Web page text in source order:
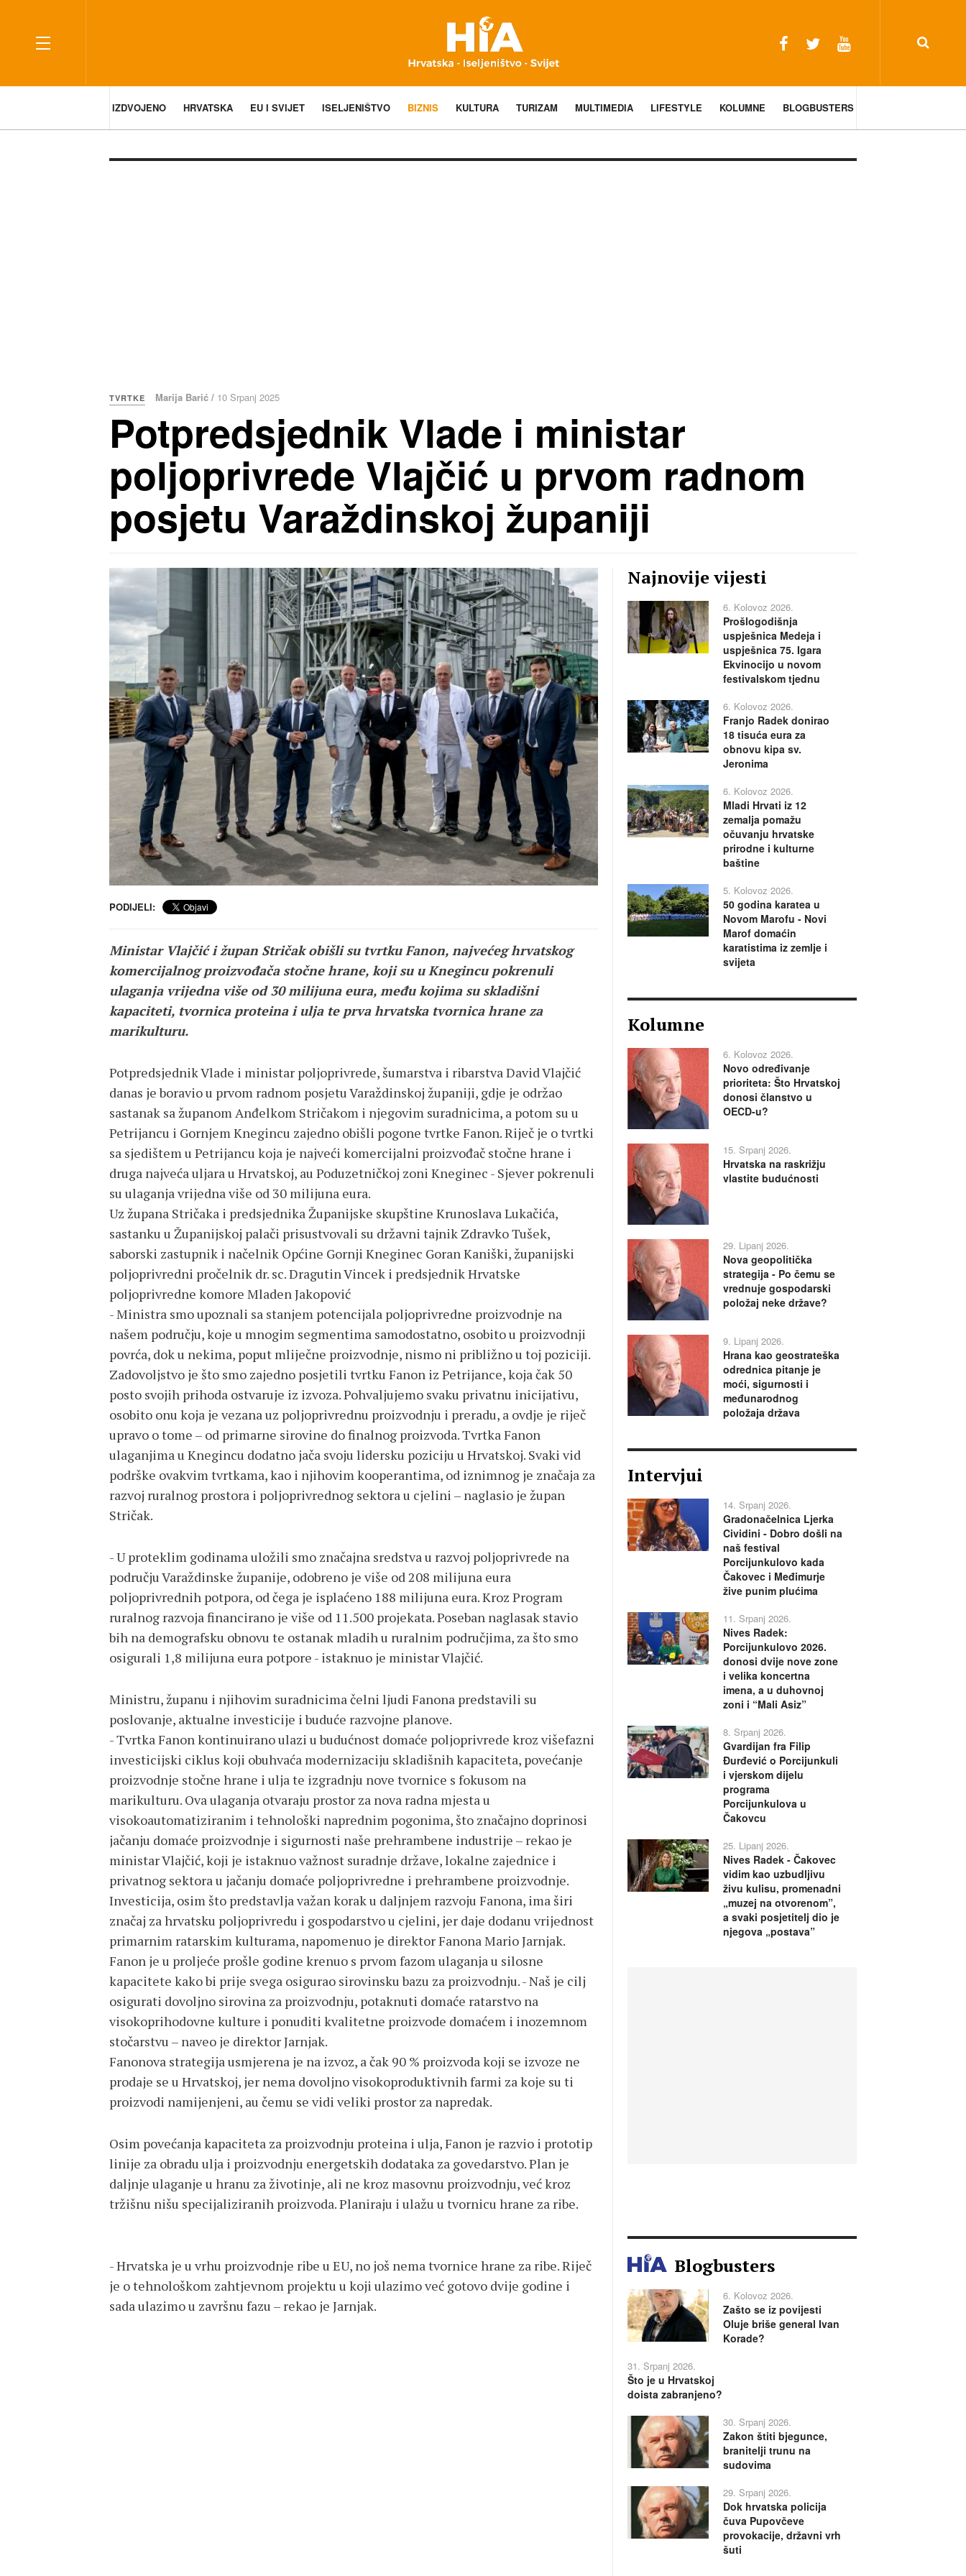
IZDVOJENO HRVATSKA EU I SVIJET ISELJENIŠTVO BIZNIS KULTURA TURIZAM MULTIMEDIA LIFESTYLE KOLUMNE BLOGBUSTERS
TVRTKE Marija Barić / 10 Srpanj 2025
Potpredsjednik Vlade i ministar
poljoprivrede Vlajčić u prvom radnom
posjetu Varaždinskoj županiji
PODIJELI:
Ministar Vlajčić i župan Stričak obišli su tvrtku Fanon, najvećeg hrvatskog
komercijalnog proizvođača stočne hrane, koji su u Knegincu pokrenuli
ulaganja vrijedna više od 30 milijuna eura, među kojima su skladišni
kapaciteti, tvornica proteina i ulja te prva hrvatska tvornica hrane za
marikulturu.
Potpredsjednik Vlade i ministar poljoprivrede, šumarstva i ribarstva David Vlajčić
danas je boravio u prvom radnom posjetu Varaždinskoj županiji, gdje je održao
sastanak sa županom Anđelkom Stričakom i njegovim suradnicima, a potom su u
Petrijancu i Gornjem Knegincu zajedno obišli pogone tvrtke Fanon. Riječ je o tvrtki
sa sjedištem u Petrijancu koja je najveći komercijalni proizvođač stočne hrane i
druga najveća uljara u Hrvatskoj, au Poduzetničkoj zoni Kneginec - Sjever pokrenuli
su ulaganja vrijedna više od 30 milijuna eura.
Uz župana Stričaka i predsjednika Županijske skupštine Krunoslava Lukačića,
sastanku u Županijskoj palači prisustvovali su državni tajnik Zdravko Tušek,
saborski zastupnik i načelnik Općine Gornji Kneginec Goran Kaniški, županijski
poljoprivredni pročelnik dr. sc. Dragutin Vincek i predsjednik Hrvatske
poljoprivredne komore Mladen Jakopović
- Ministra smo upoznali sa stanjem potencijala poljoprivredne proizvodnje na
našem području, koje u mnogim segmentima samodostatno, osobito u proizvodnji
povrća, dok u nekima, poput mliječne proizvodnje, nismo ni približno u toj poziciji.
Zadovoljstvo je što smo zajedno posjetili tvrtku Fanon iz Petrijance, koja čak 50
posto svojih prihoda ostvaruje iz izvoza. Pohvaljujemo svaku privatnu inicijativu,
osobito onu koja je vezana uz poljoprivrednu proizvodnju i preradu, a ovdje je riječ
upravo o tome – od primarne sirovine do finalnog proizvoda. Tvrtka Fanon
ulaganjima u Knegincu dodatno jača svoju lidersku poziciju u Hrvatskoj. Svaki vid
podrške ovakvim tvrtkama, kao i njihovim kooperantima, od iznimnog je značaja za
razvoj ruralnog prostora i poljoprivrednog sektora u cjelini – naglasio je župan
Stričak.
- U proteklim godinama uložili smo značajna sredstva u razvoj poljoprivrede na
području Varaždinske županije, odobreno je više od 208 milijuna eura
poljoprivrednih potpora, od čega je isplaćeno 188 milijuna eura. Kroz Program
ruralnog razvoja financirano je više od 11.500 projekata. Poseban naglasak stavio
bih na demografsku obnovu te ostanak mladih u ruralnim područjima, za što smo
osigurali 1,8 milijuna eura potpore - istaknuo je ministar Vlajčić.
Ministru, županu i njihovim suradnicima čelni ljudi Fanona predstavili su
poslovanje, aktualne investicije i buduće razvojne planove.
- Tvrtka Fanon kontinuirano ulazi u budućnost domaće poljoprivrede kroz višefazni
investicijski ciklus koji obuhvaća modernizaciju skladišnih kapaciteta, povećanje
proizvodnje stočne hrane i ulja te izgradnju nove tvornice s fokusom na
marikulturu. Ova ulaganja otvaraju prostor za nova radna mjesta u
visokoautomatiziranim i tehnološki naprednim pogonima, što značajno doprinosi
jačanju domaće proizvodnje i sigurnosti naše prehrambene industrije – rekao je
ministar Vlajčić, koji je istaknuo važnost suradnje države, lokalne zajednice i
privatnog sektora u jačanju domaće poljoprivredne i prehrambene proizvodnje.
Investicija, osim što predstavlja važan korak u daljnjem razvoju Fanona, ima širi
značaj za hrvatsku poljoprivredu i gospodarstvo u cjelini, jer daje dodanu vrijednost
primarnim ratarskim kulturama, napomenuo je direktor Fanona Mario Jarnjak.
Fanon je u proljeće prošle godine krenuo s prvom fazom ulaganja u silosne
kapacitete kako bi prije svega osigurao sirovinsku bazu za proizvodnju. - Naš je cilj
osigurati dovoljno sirovina za proizvodnju, potaknuti domaće ratarstvo na
visokoprihodovne kulture i ponuditi kvalitetne proizvode domaćem i inozemnom
stočarstvu – naveo je direktor Jarnjak.
Fanonova strategija usmjerena je na izvoz, a čak 90 % proizvoda koji se izvoze ne
prodaje se u Hrvatskoj, jer nema dovoljno visokoproduktivnih farmi za koje su ti
proizvodi namijenjeni, au čemu se vidi veliki prostor za napredak.
Osim povećanja kapaciteta za proizvodnju proteina i ulja, Fanon je razvio i prototip
linije za obradu ulja i proizvodnju energetskih dodataka za govedarstvo. Plan je
daljnje ulaganje u hranu za životinje, ali ne kroz masovnu proizvodnju, već kroz
tržišnu nišu specijaliziranih proizvoda. Planiraju i ulažu u tvornicu hrane za ribe.
- Hrvatska je u vrhu proizvodnje ribe u EU, no još nema tvornice hrane za ribe. Riječ
je o tehnološkom zahtjevnom projektu u koji ulazimo već gotovo dvije godine i
sada ulazimo u završnu fazu – rekao je Jarnjak.
Najnovije vijesti
6. Kolovoz 2026.
Prošlogodišnja
uspješnica Medeja i
uspješnica 75. Igara
Ekvinocijo u novom
festivalskom tjednu
6. Kolovoz 2026.
Franjo Radek donirao
18 tisuća eura za
obnovu kipa sv.
Jeronima
6. Kolovoz 2026.
Mladi Hrvati iz 12
zemalja pomažu
očuvanju hrvatske
prirodne i kulturne
baštine
5. Kolovoz 2026.
50 godina karatea u
Novom Marofu - Novi
Marof domaćin
karatistima iz zemlje i
svijeta
Kolumne
6. Kolovoz 2026.
Novo određivanje
prioriteta: Što Hrvatskoj
donosi članstvo u
OECD-u?
15. Srpanj 2026.
Hrvatska na raskrižju
vlastite budućnosti
29. Lipanj 2026.
Nova geopolitička
strategija - Po čemu se
vrednuje gospodarski
položaj neke države?
9. Lipanj 2026.
Hrana kao geostrateška
odrednica pitanje je
moći, sigurnosti i
međunarodnog
položaja država
Intervjui
14. Srpanj 2026.
Gradonačelnica Ljerka
Cividini - Dobro došli na
naš festival
Porcijunkulovo kada
Čakovec i Međimurje
žive punim plućima
11. Srpanj 2026.
Nives Radek:
Porcijunkulovo 2026.
donosi dvije nove zone
i velika koncertna
imena, a u duhovnoj
zoni i “Mali Asiz”
8. Srpanj 2026.
Gvardijan fra Filip
Đurđević o Porcijunkuli
i vjerskom dijelu
programa
Porcijunkulova u
Čakovcu
25. Lipanj 2026.
Nives Radek - Čakovec
vidim kao uzbudljivu
živu kulisu, promenadni
„muzej na otvorenom”,
a svaki posjetitelj dio je
njegova „postava”
Blogbusters
6. Kolovoz 2026.
Zašto se iz povijesti
Oluje briše general Ivan
Korade?
31. Srpanj 2026.
Što je u Hrvatskoj
doista zabranjeno?
30. Srpanj 2026.
Zakon štiti bjegunce,
branitelji trunu na
sudovima
29. Srpanj 2026.
Dok hrvatska policija
čuva Pupovčeve
provokacije, državni vrh
šuti